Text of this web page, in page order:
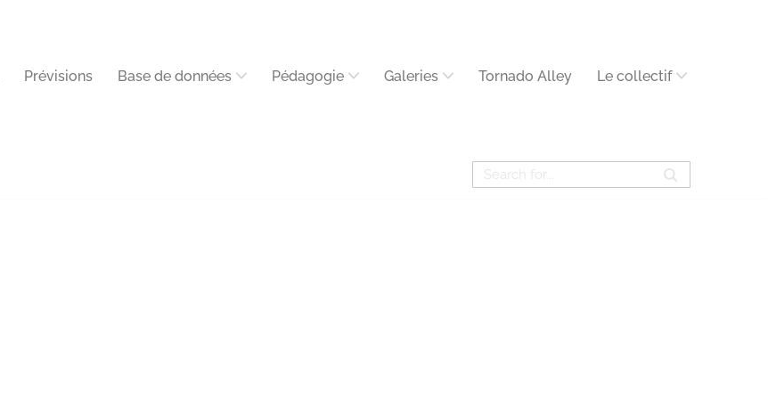
Prévisions Base de données Pédagogie Galeries Tornado Alley Le collectif